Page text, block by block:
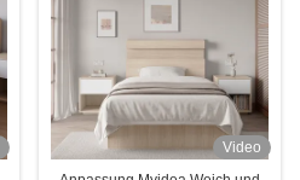
Video